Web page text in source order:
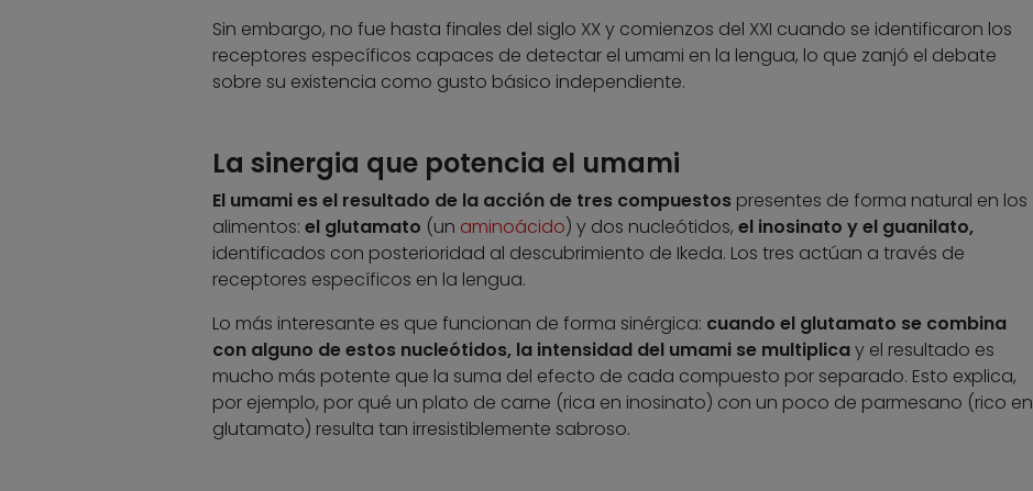
Sin embargo, no fue hasta finales del siglo XX y comienzos del XXI cuando se identificaron los
receptores específicos capaces de detectar el umami en la lengua, lo que zanjó el debate
sobre su existencia como gusto básico independiente.
La sinergia que potencia el umami
El umami es el resultado de la acción de tres compuestospresentes de forma natural en los
alimentos: el glutamato (un aminoácido) y dos nucleótidos, el inosinato y el guanilato,
identificados con posterioridad al descubrimiento de Ikeda. Los tres actúan a través de
receptores específicos en la lengua.
Lo más interesante es que funcionan de forma sinérgica: cuando el glutamato se combina
con alguno de estos nucleótidos, la intensidad del umami se multiplicay el resultado es
mucho más potente que la suma del efecto de cada compuesto por separado. Esto explica,
por ejemplo, por qué un plato de carne (rica en inosinato) con un poco de parmesano (rico en
glutamato) resulta tan irresistiblemente sabroso.